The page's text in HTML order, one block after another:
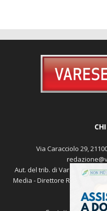
Via Caracciolo 29,
Aut. del trib. di Varese n. 345
Media - Direttore